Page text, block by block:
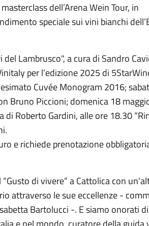
dell’Arena Wein Tour, in
speciale sui vini bianchi
Lambrusco", a cura di Sandro
per l’edizione 2025 di
Cuvée Monogram 2016;
Bruno Piccioni; domenica 18
Roberto Gardini, alle ore 18.30
e richiede prenotazione
di vivere” a Cattolica con
attraverso le sue eccellenze -
Bartolucci -. E siamo onorati